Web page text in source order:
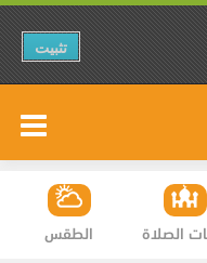
تثبيت
الطقس الصلاة